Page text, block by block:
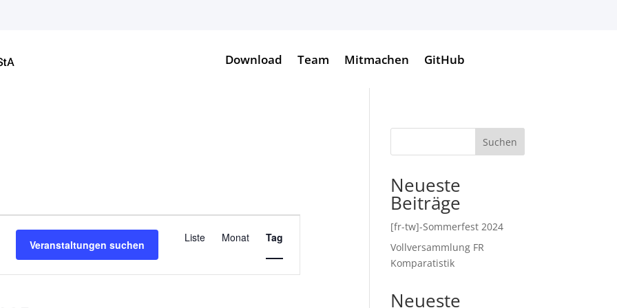
Download Team Mitmachen GitHub
Veranstaltungen suchen
Veranstaltung
Ansichten-
Navigation
Liste Monat Tag
Suchen
Neueste
Beiträge
[fr-tw]-Sommerfest 2024
Vollversammlung FR
Komparatistik
Neueste